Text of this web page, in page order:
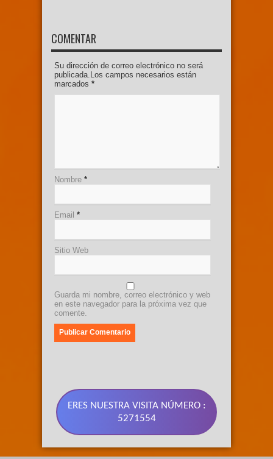
COMENTAR
Su dirección de correo electrónico no será
publicada.Los campos necesarios están
marcados *
Nombre *
Email *
Sitio Web
Guarda mi nombre, correo electrónico y web
en este navegador para la próxima vez que
comente.
ERES NUESTRA VISITA NÚMERO :
5271554